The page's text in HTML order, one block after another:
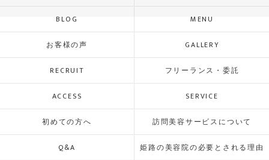
BLOG MENU
お客様の声 GALLERY
RECRUIT フリーランス・委託
ACCESS SERVICE
初めての方へ 訪問美容サービスについて
Q&A 姫路の美容院の必要とされる理由